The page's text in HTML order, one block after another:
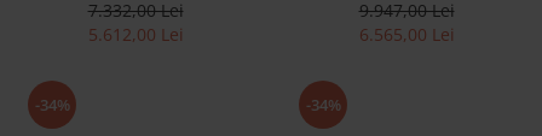
Accesorii
Canapele
Paturi Tapitate
protectie, lada de depozitare,
somiera metalica 90x200cm,
7.332,00 Lei
5.612,00 Lei
finisaj Castle Oak, stil
contemporan SALE
9.947,00 Lei
6.565,00 Lei
-34% -34%